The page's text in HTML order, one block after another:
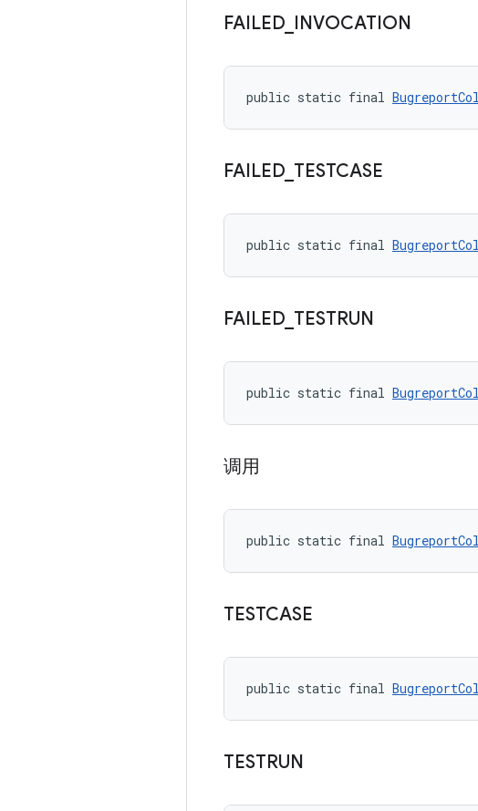
FAILED INVOCATION
public static final
FAILED TESTCASE
public static final
FAILED TESTRUN
public static final
调用
public static final
TESTCASE
public static final
TESTRUN